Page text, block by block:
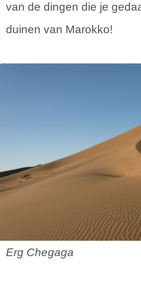
van de dingen die je
duinen van Marokko!
Erg Chegaga